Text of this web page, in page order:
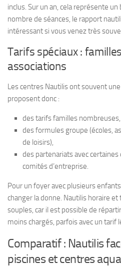
inclus. Sur un an, cela représente
nombre de séances, le rapport
intéressant si vous venez très
Tarifs spéciaux :
associations
Les centres Nautilis ont souvent
proposent donc :
des tarifs familles nombreuses,
des formules groupe (écoles,
de loisirs),
des partenariats avec
comités d’entreprise.
Pour un foyer avec plusieurs
changer la donne. Nautilis horaire
souples, car il est possible de
moins chargés, parfois avec un tarif
Comparatif : Nautilis
piscines et centres